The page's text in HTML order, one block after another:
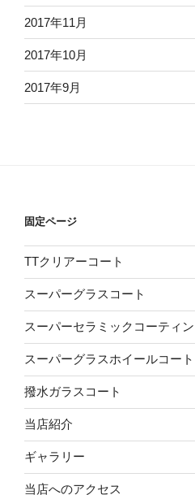
2017年11月
2017年10月
2017年9月
固定ページ
TTクリアーコート
スーパーグラスコート
スーパーセラミックコーティ
スーパーグラスホイールコート
撥水ガラスコート
当店紹介
ギャラリー
当店へのアクセス